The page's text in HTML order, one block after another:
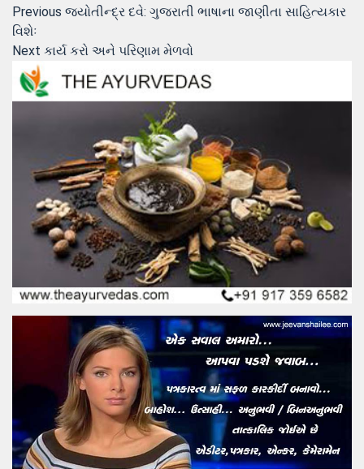
Post
navigation
Previous Previous
જ્યોતીન્દ્ર દવે: ગુજરાતી ભાષાના જાણીતા સાહિત્યકાર
વિશેઃ
Next Next
કાર્ય કરો અને પરિણામ મેળવો